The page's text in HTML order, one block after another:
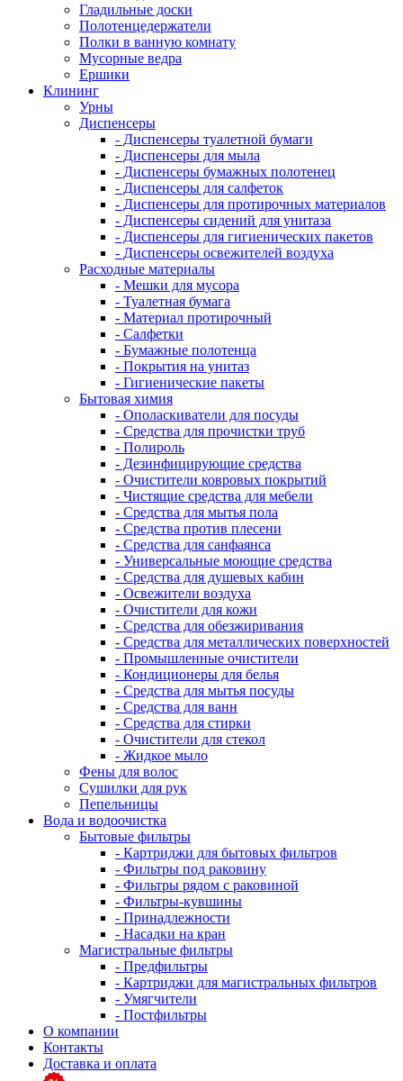
Гладильные доски
Полотенцедержатели
Полки в ванную комнату
Мусорные ведра
Ершики
Клининг
Урны
Диспенсеры
- Диспенсеры туалетной бумаги
- Диспенсеры для мыла
- Диспенсеры бумажных полотенец
- Диспенсеры для салфеток
- Диспенсеры для протирочных материалов
- Диспенсеры сидений для унитаза
- Диспенсеры для гигиенических пакетов
- Диспенсеры освежителей воздуха
Расходные материалы
- Мешки для мусора
- Туалетная бумага
- Материал протирочный
- Салфетки
- Бумажные полотенца
- Покрытия на унитаз
- Гигиенические пакеты
Бытовая химия
- Ополаскиватели для посуды
- Средства для прочистки труб
- Полироль
- Дезинфицирующие средства
- Очистители ковровых покрытий
- Чистящие средства для мебели
- Средства для мытья пола
- Средства против плесени
- Средства для санфаянса
- Универсальные моющие средства
- Средства для душевых кабин
- Освежители воздуха
- Очистители для кожи
- Средства для обезжиривания
- Средства для металлических поверхностей
- Промышленные очистители
- Кондиционеры для белья
- Средства для мытья посуды
- Средства для ванн
- Средства для стирки
- Очистители для стекол
- Жидкое мыло
Фены для волос
Сушилки для рук
Пепельницы
Вода и водоочистка
Бытовые фильтры
- Картриджи для бытовых фильтров
- Фильтры под раковину
- Фильтры рядом с раковиной
- Фильтры-кувшины
- Принадлежности
- Насадки на кран
Магистральные фильтры
- Предфильтры
- Картриджи для магистральных фильтров
- Умягчители
- Постфильтры
О компании
Контакты
Доставка и оплата